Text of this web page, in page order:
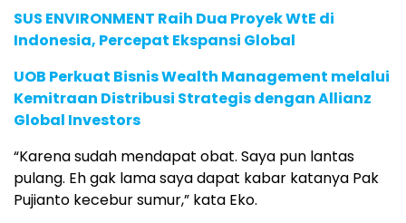
SUS ENVIRONMENT Raih Dua Proyek WtE di
Indonesia, Percepat Ekspansi Global
UOB Perkuat Bisnis Wealth Management melalui
Kemitraan Distribusi Strategis dengan Allianz
Global Investors
“Karena sudah mendapat obat. Saya pun lantas
pulang. Eh gak lama saya dapat kabar katanya Pak
Pujianto kecebur sumur,” kata Eko.